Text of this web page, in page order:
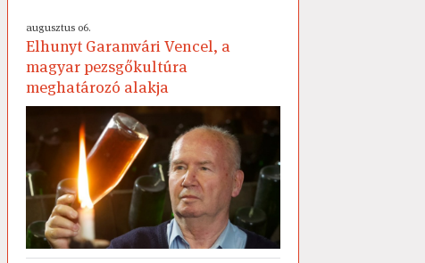
augusztus 06.
Elhunyt Garamvári Vencel, a
magyar pezsgőkultúra
meghatározó alakja